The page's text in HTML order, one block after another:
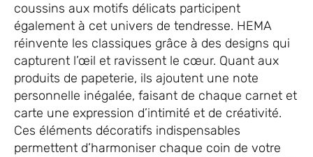
coussins aux motifs délicats participent
également à cet univers de tendresse. HEMA
réinvente les classiques grâce à des designs qui
capturent l’œil et ravissent le cœur. Quant aux
produits de papeterie, ils ajoutent une note
personnelle inégalée, faisant de chaque carnet et
carte une expression d’intimité et de créativité.
Ces éléments décoratifs indispensables
permettent d’harmoniser chaque coin de votre